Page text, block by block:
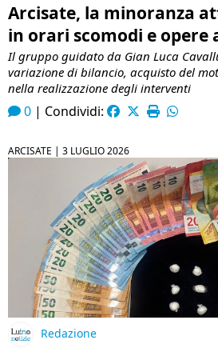
Arcisate, la minoranza
in orari scomodi e opere
Il gruppo guidato da Gian Luca
variazione di bilancio, acquisto del
nella realizzazione degli interventi
0 | Condividi:
ARCISATE | 3 LUGLIO 2026
Redazione